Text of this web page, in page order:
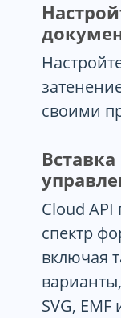
своими
Cloud
спектр
включая
варианты,
SVG, EMF